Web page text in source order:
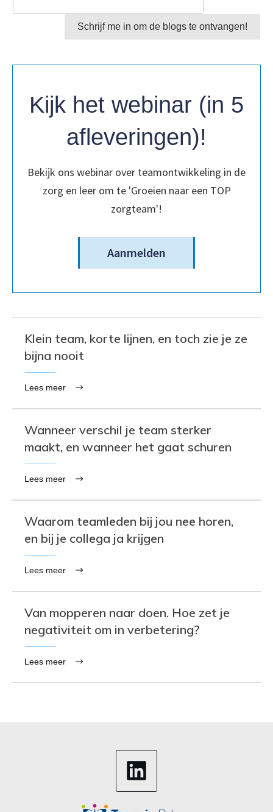
Schrijf me in om de blogs te ontvangen!
Kijk het webinar (in 5
afleveringen)!
Bekijk ons webinar over teamontwikkeling in de
zorg en leer om te 'Groeien naar een TOP
zorgteam'!
Aanmelden
Klein team, korte lijnen, en toch zie je ze
bijna nooit
Lees meer
Wanneer verschil je team sterker
maakt, en wanneer het gaat schuren
Lees meer
Waarom teamleden bij jou nee horen,
en bij je collega ja krijgen
Lees meer
Van mopperen naar doen. Hoe zet je
negativiteit om in verbetering?
Lees meer